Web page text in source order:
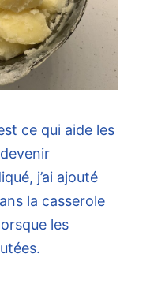
ce qui aide les
j’ai ajouté
la casserole
les